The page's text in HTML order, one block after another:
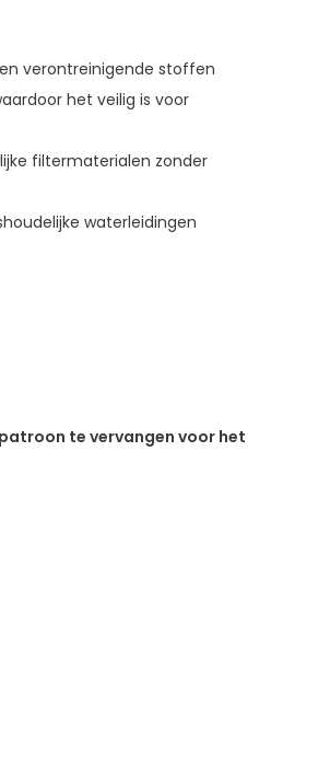
verontreinigende stoffen
het veilig is voor
filtermaterialen zonder
waterleidingen
te vervangen voor het